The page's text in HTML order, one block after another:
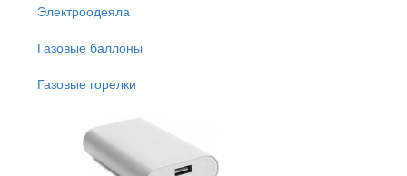
Электроодеяла
Газовые баллоны
Газовые горелки